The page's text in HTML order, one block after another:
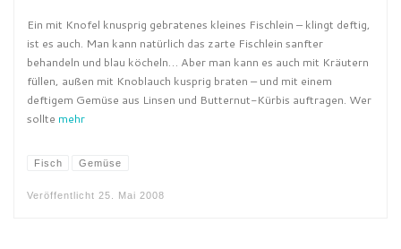
Ein mit Knofel knusprig gebratenes kleines Fischlein – klingt deftig,
ist es auch. Man kann natürlich das zarte Fischlein sanfter
behandeln und blau köcheln… Aber man kann es auch mit Kräutern
füllen, außen mit Knoblauch kusprig braten – und mit einem
deftigem Gemüse aus Linsen und Butternut-Kürbis auftragen. Wer
sollte mehr
Fisch Gemüse
Veröffentlicht 25. Mai 2008